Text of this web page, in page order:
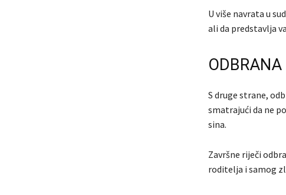
U više navrata u
ali da predstavlja
S druge strane,
smatrajući da ne
sina.
Završne riječi
roditelja i samog